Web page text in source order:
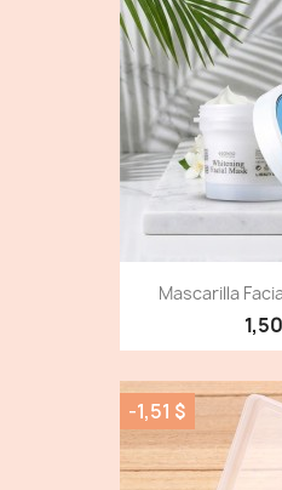
Mascarilla
-1,51 $